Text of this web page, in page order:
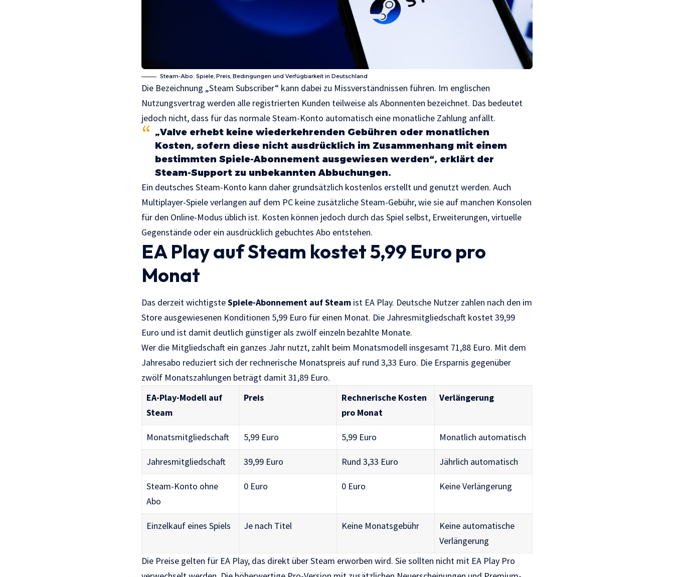
Steam-Abo: Spiele, Preis, Bedingungen und Verfügbarkeit in Deutschland
Die Bezeichnung „Steam Subscriber“ kann dabei zu Missverständnissen führen. Im englischen
Nutzungsvertrag werden alle registrierten Kunden teilweise als Abonnenten bezeichnet. Das bedeutet
jedoch nicht, dass für das normale Steam-Konto automatisch eine monatliche Zahlung anfällt.
„Valve erhebt keine wiederkehrenden Gebühren oder monatlichen
Kosten, sofern diese nicht ausdrücklich im Zusammenhang mit einem
bestimmten Spiele-Abonnement ausgewiesen werden“, erklärt der
Steam-Support zu unbekannten Abbuchungen.
Ein deutsches Steam-Konto kann daher grundsätzlich kostenlos erstellt und genutzt werden. Auch
Multiplayer-Spiele verlangen auf dem PC keine zusätzliche Steam-Gebühr, wie sie auf manchen Konsolen
für den Online-Modus üblich ist. Kosten können jedoch durch das Spiel selbst, Erweiterungen, virtuelle
Gegenstände oder ein ausdrücklich gebuchtes Abo entstehen.
EA Play auf Steam kostet 5,99 Euro pro
Monat
Das derzeit wichtigsteSpiele-Abonnement auf Steam ist EA Play. Deutsche Nutzer zahlen nach den im
Store ausgewiesenen Konditionen 5,99 Euro für einen Monat. Die Jahresmitgliedschaft kostet 39,99
Euro und ist damit deutlich günstiger als zwölf einzeln bezahlte Monate.
Wer die Mitgliedschaft ein ganzes Jahr nutzt, zahlt beim Monatsmodell insgesamt 71,88 Euro. Mit dem
Jahresabo reduziert sich der rechnerische Monatspreis auf rund 3,33 Euro. Die Ersparnis gegenüber
zwölf Monatszahlungen beträgt damit 31,89 Euro.
EA-Play-Modell auf
Steam
Preis
Rechnerische Kosten
pro Monat
Verlängerung
Monatsmitgliedschaft 5,99 Euro 5,99 Euro Monatlich automatisch
Jahresmitgliedschaft 39,99 Euro Rund 3,33 Euro Jährlich automatisch
Steam-Konto ohne
Abo
0 Euro 0 Euro Keine Verlängerung
Einzelkauf eines Spiels Je nach Titel Keine Monatsgebühr
Keine automatische
Verlängerung
Die Preise gelten für EA Play, das direkt über Steam erworben wird. Sie sollten nicht mit EA Play Pro